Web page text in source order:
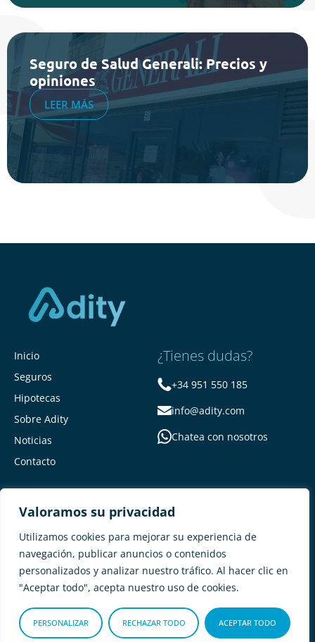
Valoramos su privacidad
Utilizamos cookies para mejorar su experiencia de
navegación, publicar anuncios o contenidos
personalizados y analizar nuestro tráfico. Al hacer clic en
"Aceptar todo", acepta nuestro uso de cookies.
PERSONALIZAR RECHAZAR TODO ACEPTAR TODO
Seguro de Salud Generali: Precios y
opiniones
LEER MÁS
Inicio
Seguros
Hipotecas
Sobre Adity
Noticias
Contacto
¿Tienes dudas?
+34 951 550 185
info@adity.com
Chatea con nosotros
Adity Seguros – Mapa del Sitio –